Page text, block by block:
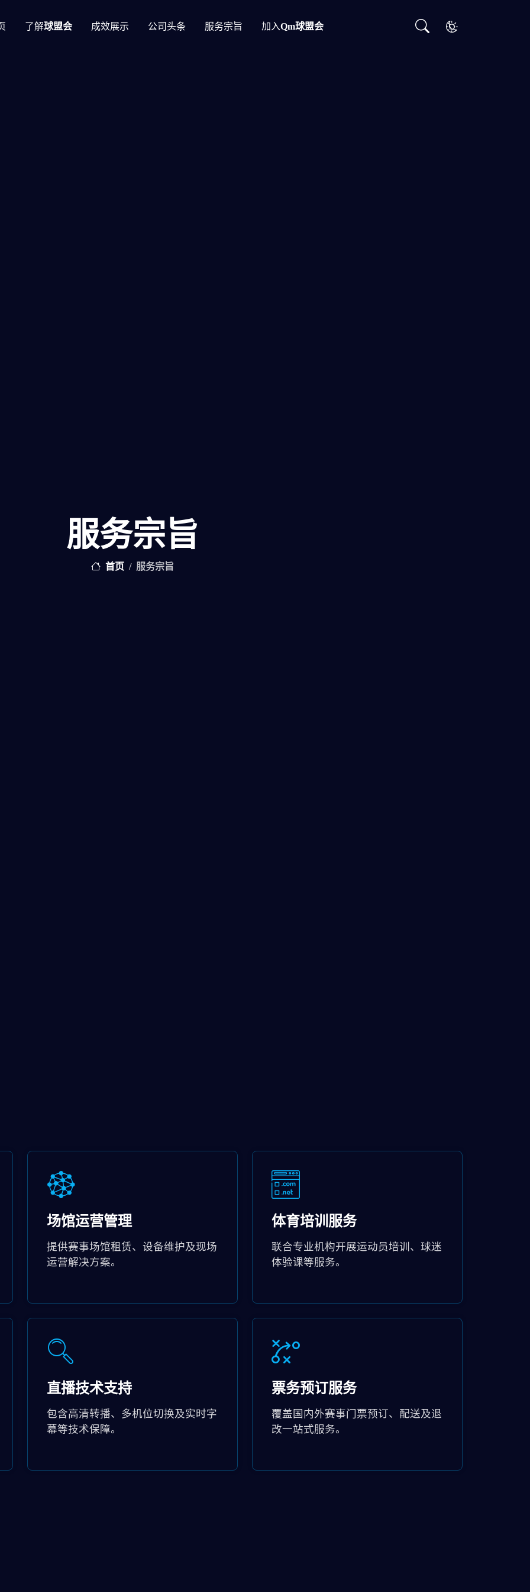
了解球盟会 成效展示 公司头条 服务宗旨 加入Qm球盟会
服务宗旨
首页 服务宗旨
场馆运营管理
提供赛事场馆租赁、设备维护及现场
运营解决方案。
体育培训服务
联合专业机构开展运动员培训、球迷
体验课等服务。
直播技术支持
包含高清转播、多机位切换及实时字
幕等技术保障。
票务预订服务
覆盖国内外赛事门票预订、配送及退
改一站式服务。